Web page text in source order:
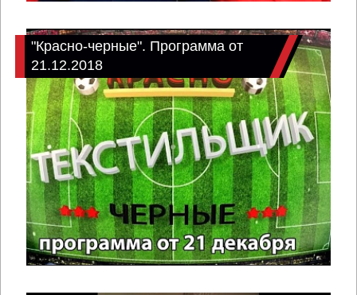
"Красно-черные". Программа от
21.12.2018